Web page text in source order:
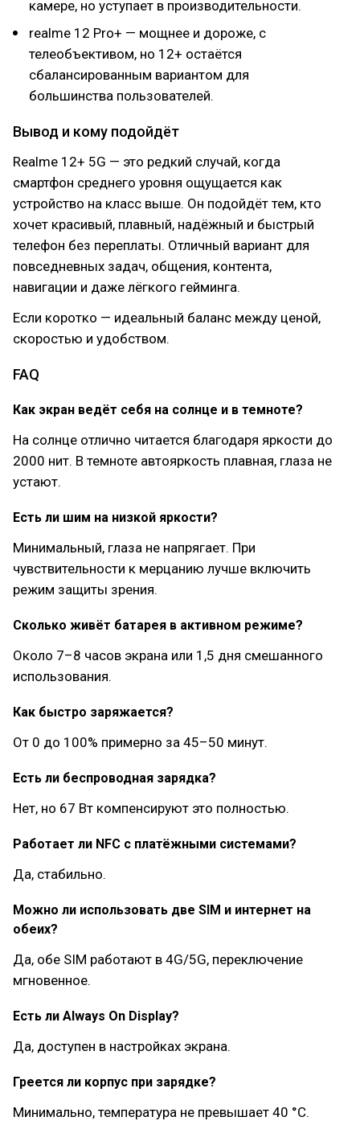
камере, но уступает в производительности.
realme 12 Pro+ — мощнее и дороже, с
телеобъективом, но 12+ остаётся
сбалансированным вариантом для
большинства пользователей.
Вывод и кому подойдёт
Realme 12+ 5G — это редкий случай, когда
смартфон среднего уровня ощущается как
устройство на класс выше. Он подойдёт тем, кто
хочет красивый, плавный, надёжный и быстрый
телефон без переплаты. Отличный вариант для
повседневных задач, общения, контента,
навигации и даже лёгкого гейминга.
Если коротко — идеальный баланс между ценой,
скоростью и удобством.
FAQ
Как экран ведёт себя на солнце и в темноте?
На солнце отлично читается благодаря яркости до
2000 нит. В темноте автояркость плавная, глаза не
устают.
Есть ли шим на низкой яркости?
Минимальный, глаза не напрягает. При
чувствительности к мерцанию лучше включить
режим защиты зрения.
Сколько живёт батарея в активном режиме?
Около 7–8 часов экрана или 1,5 дня смешанного
использования.
Как быстро заряжается?
От 0 до 100% примерно за 45–50 минут.
Есть ли беспроводная зарядка?
Нет, но 67 Вт компенсируют это полностью.
Работает ли NFC с платёжными системами?
Да, стабильно.
Можно ли использовать две SIM и интернет на
обеих?
Да, обе SIM работают в 4G/5G, переключение
мгновенное.
Есть ли Always On Display?
Да, доступен в настройках экрана.
Греется ли корпус при зарядке?
Минимально, температура не превышает 40 °C.